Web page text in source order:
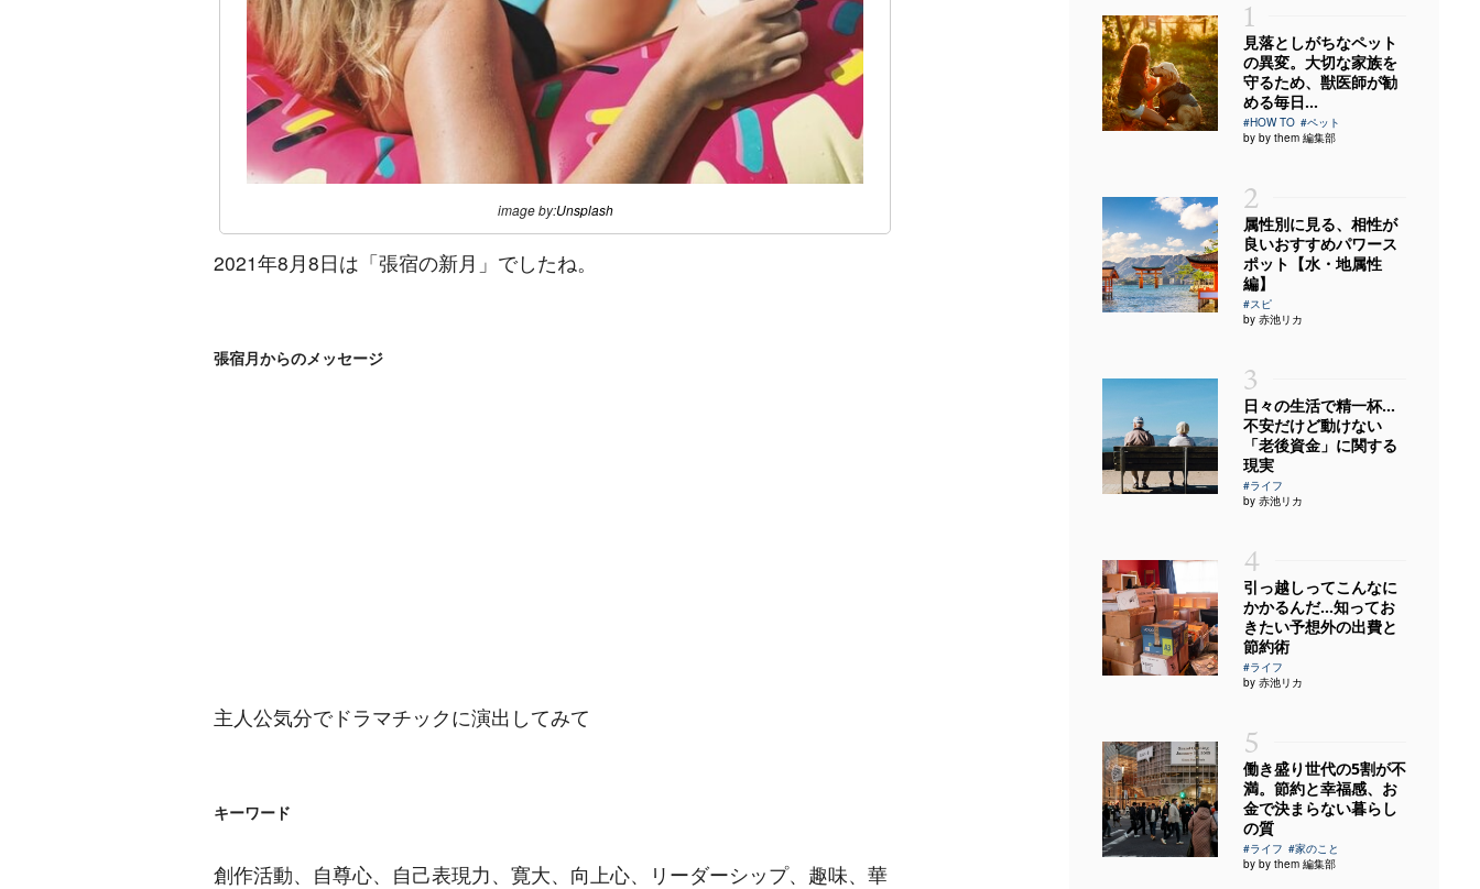
image by:Unsplash
2021年8月8日は「張宿の新月」でしたね。
張宿月からのメッセージ
主人公気分でドラマチックに演出してみて
キーワード
創作活動、自尊心、自己表現力、寛大、向上心、リーダーシップ、趣味、華
1
見落としがちなペット
の異変。大切な家族を
守るため、獣医師が勧
める毎日...
#HOW TO #ペット
by by them 編集部
2
属性別に見る、相性が
良いおすすめパワース
ポット【水・地属性
編】
#スピ
by 赤池リカ
3
日々の生活で精一杯…
不安だけど動けない
「老後資金」に関する
現実
#ライフ
by 赤池リカ
4
引っ越しってこんなに
かかるんだ…知ってお
きたい予想外の出費と
節約術
#ライフ
by 赤池リカ
5
働き盛り世代の5割が不
満。節約と幸福感、お
金で決まらない暮らし
の質
#ライフ #家のこと
by by them 編集部